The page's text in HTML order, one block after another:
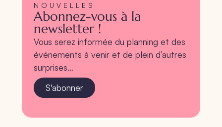
NOUVELLES
Abonnez-vous à la
newsletter !
Vous serez informée du planning et des
événements à venir et de plein d’autres
surprises…
S'abonner